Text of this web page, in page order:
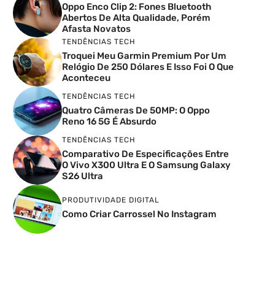
Oppo Enco Clip 2: Fones Bluetooth
Abertos De Alta Qualidade, Porém
Afasta Novatos
TENDÊNCIAS TECH
Troquei Meu Garmin Premium Por Um
Relógio De 250 Dólares E Isso Foi O Que
Aconteceu
TENDÊNCIAS TECH
Quatro Câmeras De 50MP: O Oppo
Reno 16 5G É Absurdo
TENDÊNCIAS TECH
Comparativo De Especificações Entre
O Vivo X300 Ultra E O Samsung Galaxy
S26 Ultra
PRODUTIVIDADE DIGITAL
Como Criar Carrossel No Instagram